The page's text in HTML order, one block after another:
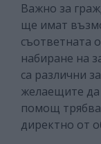
Важно за
ще имат
съответната
набиране на
са различни
желаещите да
помощ
директно от